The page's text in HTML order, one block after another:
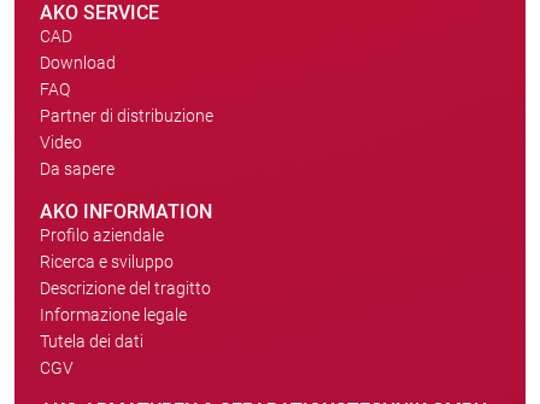
AKO SERVICE
CAD
Download
FAQ
Partner di distribuzione
Video
Da sapere
AKO INFORMATION
Profilo aziendale
Ricerca e sviluppo
Descrizione del tragitto
Informazione legale
Tutela dei dati
CGV